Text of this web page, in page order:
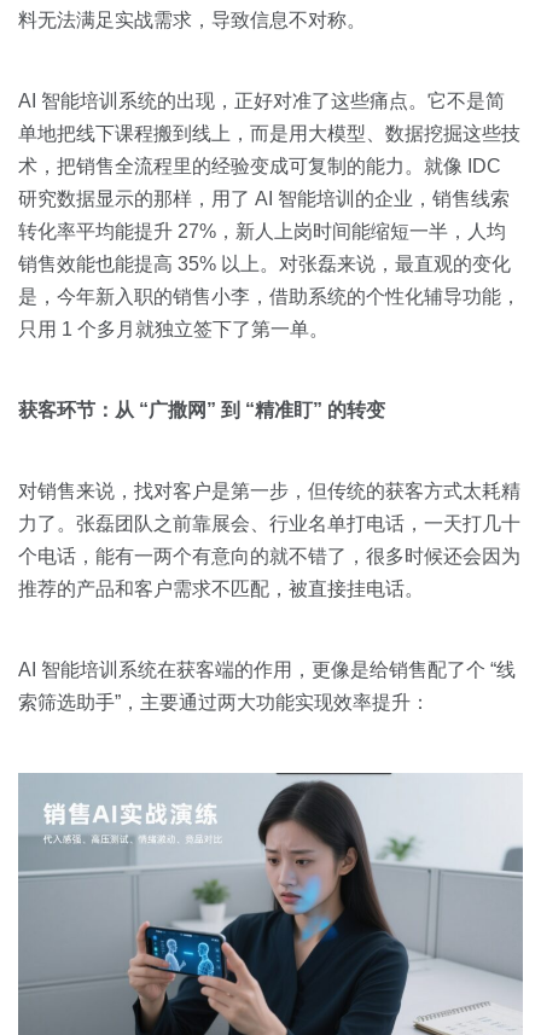
料无法满足实战需求，导致信息不对称。
AI 智能培训系统的出现，正好对准了这些痛点。它不是简
单地把线下课程搬到线上，而是用大模型、数据挖掘这些技
术，把销售全流程里的经验变成可复制的能力。就像 IDC
研究数据显示的那样，用了 AI 智能培训的企业，销售线索
转化率平均能提升 27%，新人上岗时间能缩短一半，人均
销售效能也能提高 35% 以上。对张磊来说，最直观的变化
是，今年新入职的销售小李，借助系统的个性化辅导功能，
只用 1 个多月就独立签下了第一单。
获客环节：从 “广撒网” 到 “精准盯” 的转变
对销售来说，找对客户是第一步，但传统的获客方式太耗精
力了。张磊团队之前靠展会、行业名单打电话，一天打几十
个电话，能有一两个有意向的就不错了，很多时候还会因为
推荐的产品和客户需求不匹配，被直接挂电话。
AI 智能培训系统在获客端的作用，更像是给销售配了个 “线
索筛选助手”，主要通过两大功能实现效率提升：